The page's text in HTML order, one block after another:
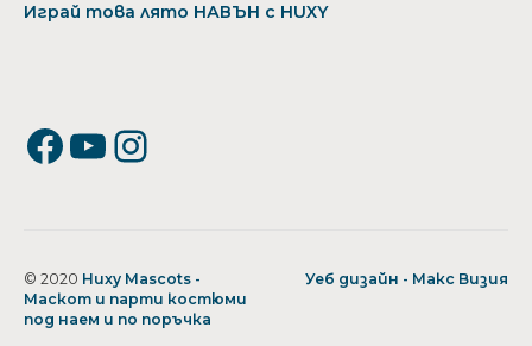
Играй това лято НАВЪН с HUXY
Facebook
YouTube
Instagram
© 2020 Huxy Mascots -
Маскот и парти костюми
под наем и по поръчка
Уеб дизайн - Макс Визия